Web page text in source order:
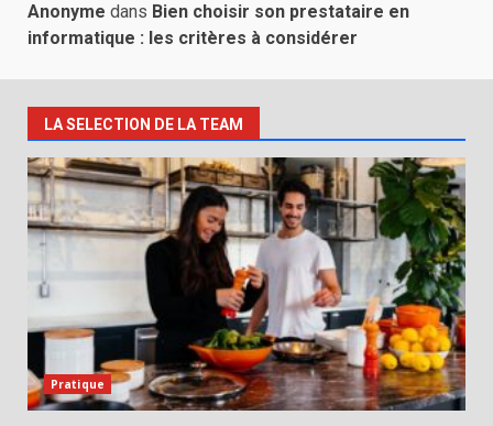
Anonyme dans Bien choisir son prestataire en
informatique : les critères à considérer
LA SELECTION DE LA TEAM
Pratique